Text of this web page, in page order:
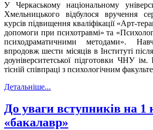
У Черкаському національному
Хмельницького відбулося вручення
курсів підвищення кваліфікації «Арт-
допомоги при психотравмі» та
психодраматичними методами».
впродовж шести місяців в Інституті
доуніверситетської підготовки ЧНУ
тісній співпраці з психологічним
Детальніше...
До уваги вступників на
«бакалавр»